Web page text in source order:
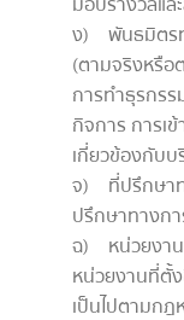
ง) พันธมิตรท
(ตามจริงหรือ
การทำธุรกร
กิจการ การเ
เกี่ยวข้องกับบ
จ) ที่ปรึกษาท
ปรึกษาทางกา
ฉ) หน่วยงาน
หน่วยงานที่ตั้
เป็นไปตามกฎ